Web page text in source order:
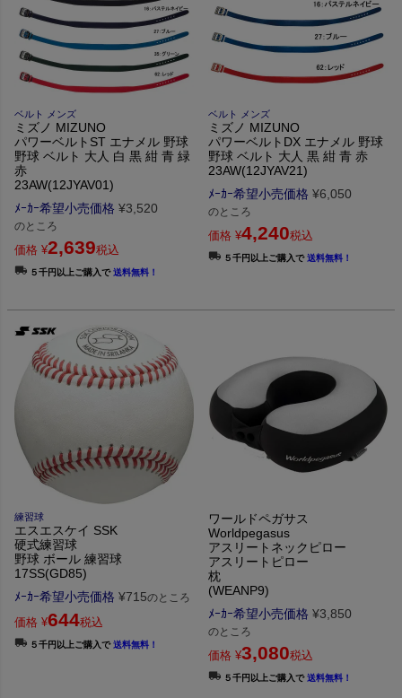
ベルト メンズ
ミズノ MIZUNO
パワーベルトST エナメル 野球
野球 ベルト 大人 白 黒 紺 青 緑
赤
23AW(12JYAV01)
ﾒｰｶｰ希望小売価格 ¥3,520
のところ
価格 ¥2,639税込
５千円以上ご購入で送料無料！
ベルト メンズ
ミズノ MIZUNO
パワーベルトDX エナメル 野球
野球 ベルト 大人 黒 紺 青 赤
23AW(12JYAV21)
ﾒｰｶｰ希望小売価格 ¥6,050
のところ
価格 ¥4,240税込
５千円以上ご購入で送料無料！
練習球
エスエスケイ SSK
硬式練習球
野球 ボール 練習球
17SS(GD85)
ﾒｰｶｰ希望小売価格 ¥715のところ
価格 ¥644税込
５千円以上ご購入で送料無料！
ワールドペガサス
Worldpegasus
アスリートネックピロー
アスリートピロー
枕
(WEANP9)
ﾒｰｶｰ希望小売価格 ¥3,850
のところ
価格 ¥3,080税込
５千円以上ご購入で送料無料！